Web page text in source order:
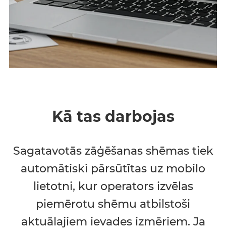
Kā tas darbojas
Sagatavotās zāģēšanas shēmas tiek
automātiski pārsūtītas uz mobilo
lietotni, kur operators izvēlas
piemērotu shēmu atbilstoši
aktuālajiem ievades izmēriem. Ja